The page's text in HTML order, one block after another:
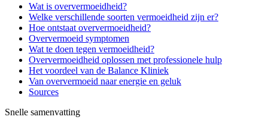
Wat is oververmoeidheid?
Welke verschillende soorten vermoeidheid zijn er?
Hoe ontstaat oververmoeidheid?
Oververmoeid symptomen
Wat te doen tegen vermoeidheid?
Oververmoeidheid oplossen met professionele hulp
Het voordeel van de Balance Kliniek
Van oververmoeid naar energie en geluk
Sources
Snelle samenvatting